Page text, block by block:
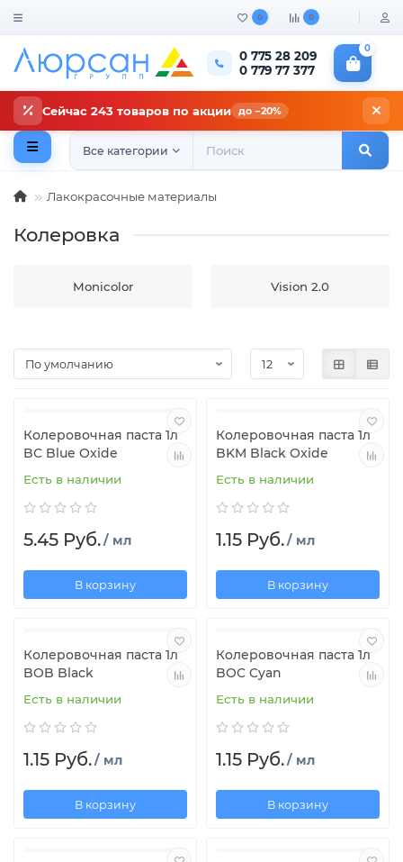
0 0
0 775 28 209
0 779 77 377
0
Сейчас 243 товаров по акции до −20%
Все категории
Лакокрасочные материалы
Колеровка
Monicolor Vision 2.0
Колеровочная паста 1л
BC Blue Oxide
Есть в наличии
5.45 Руб./ мл
В корзину
Колеровочная паста 1л
BKM Black Oxide
Есть в наличии
1.15 Руб./ мл
В корзину
Колеровочная паста 1л
BOB Black
Есть в наличии
1.15 Руб./ мл
В корзину
Колеровочная паста 1л
BOC Cyan
Есть в наличии
1.15 Руб./ мл
В корзину